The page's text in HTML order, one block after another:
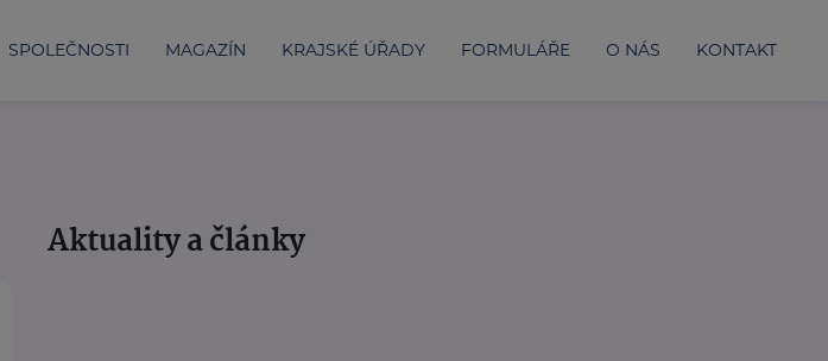
SPOLEČNOSTI MAGAZÍN KRAJSKÉ ÚŘADY FORMULÁŘE O NÁS KONTAKT
Aktuality a články